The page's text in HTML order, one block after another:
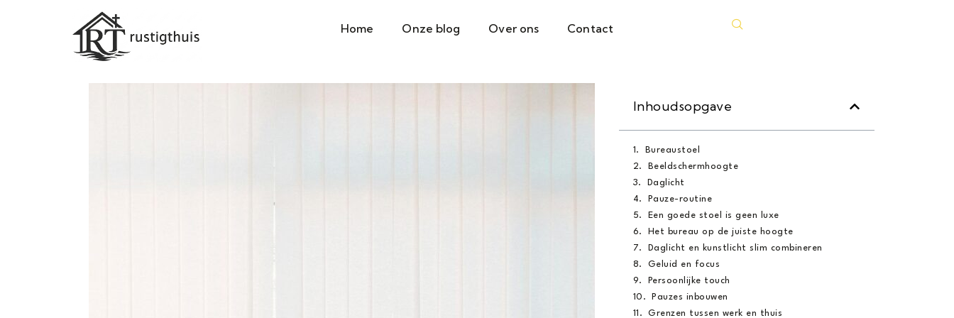
Home Onze blog Over ons Contact
Inhoudsopgave
Bureaustoel
Beeldschermhoogte
Daglicht
Pauze-routine
Een goede stoel is geen luxe
Het bureau op de juiste hoogte
Daglicht en kunstlicht slim combineren
Geluid en focus
Persoonlijke touch
Pauzes inbouwen
Grenzen tussen werk en thuis